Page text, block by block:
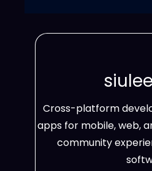
Cross-platform
apps for mobile, web,
community